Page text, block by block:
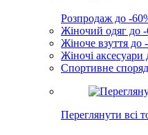
Розпродаж до -
Жіночий одяг до
Жіноче взуття до
Жіночі аксесуари
Спортивне
Переглянути всі